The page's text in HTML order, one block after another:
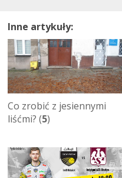
Inne artykuły:
Co zrobić z jesiennymi
liśćmi? (5)